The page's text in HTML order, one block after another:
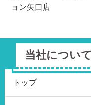
当社について
トップ